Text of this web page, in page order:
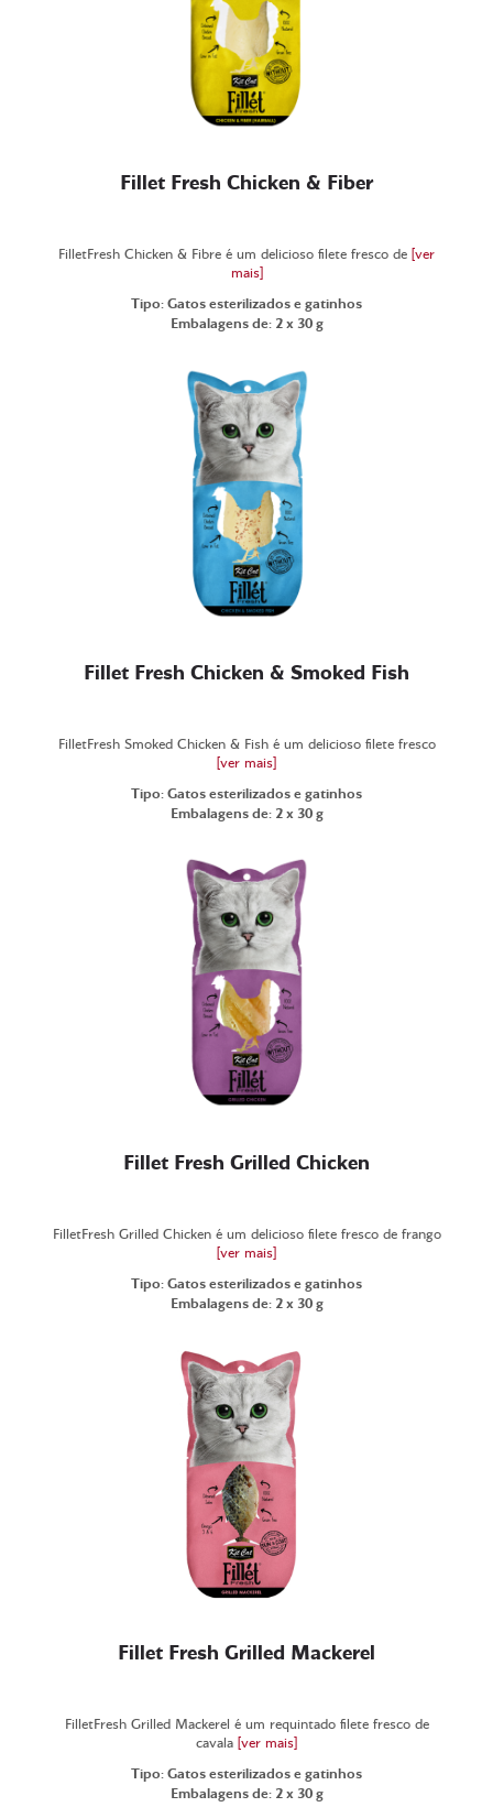
Fillet Fresh Chicken & Fiber
FilletFresh Chicken & Fibre é um delicioso filete fresco de [ver
mais]
Tipo: Gatos esterilizados e gatinhos
Embalagens de: 2 x 30 g
Fillet Fresh Chicken & Smoked Fish
FilletFresh Smoked Chicken & Fish é um delicioso filete fresco
[ver mais]
Tipo: Gatos esterilizados e gatinhos
Embalagens de: 2 x 30 g
Fillet Fresh Grilled Chicken
FilletFresh Grilled Chicken é um delicioso filete fresco de frango
[ver mais]
Tipo: Gatos esterilizados e gatinhos
Embalagens de: 2 x 30 g
Fillet Fresh Grilled Mackerel
FilletFresh Grilled Mackerel é um requintado filete fresco de
cavala [ver mais]
Tipo: Gatos esterilizados e gatinhos
Embalagens de: 2 x 30 g